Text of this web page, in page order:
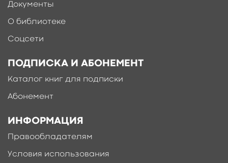
Документы
О библиотеке
Соцсети
ПОДПИСКА И АБОНЕМЕНТ
Каталог книг для подписки
Абонемент
ИНФОРМАЦИЯ
Правообладателям
Условия использования